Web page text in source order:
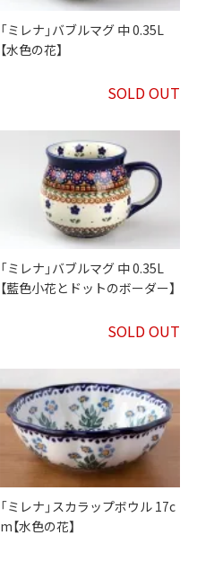
「ミレナ」バブルマグ 中 0.35L
【水色の花】
SOLD OUT
「ミレナ」バブルマグ 中 0.35L
【藍色小花とドットのボーダー】
SOLD OUT
「ミレナ」スカラップボウル 17c
m【水色の花】